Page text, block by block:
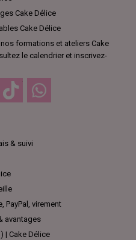
Cake Délice
Cake Délice
formations et ateliers Cake
le calendrier et inscrivez-
TikTok
& suivi
PayPal, virement
avantages
| Cake Délice